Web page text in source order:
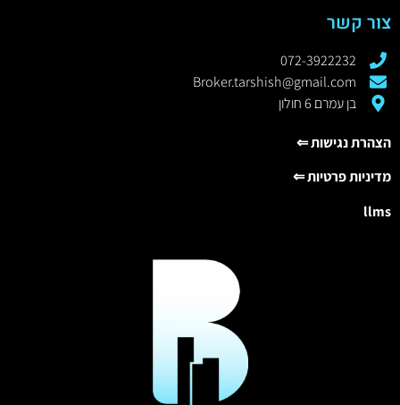
צור קשר
072-3922232
Broker.tarshish@gmail.com
בן עמרם 6 חולון
הצהרת נגישות ⇐
מדיניות פרטיות ⇐
llms